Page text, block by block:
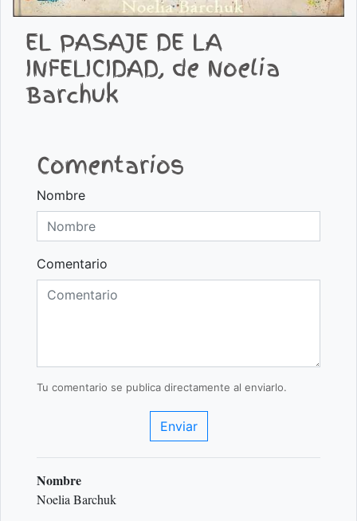
EL PASAJE DE LA
INFELICIDAD, de Noelia
Barchuk
Comentarios
Nombre
Comentario
Tu comentario se publica directamente al enviarlo.
Enviar
Nombre
Noelia Barchuk